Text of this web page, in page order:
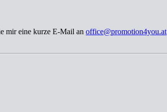
mir eine kurze E-Mail an office@promotion4you.at